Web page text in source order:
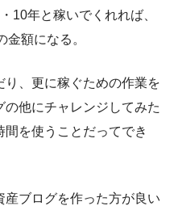
10年と稼いでくれれば、
金額になる。
、更に稼ぐための作業を
他にチャレンジしてみた
を使うことだってでき
ブログを作った方が良い